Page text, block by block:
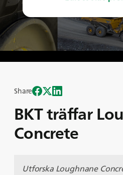
BKT träffar
Concrete
Share
Utforska Loughnane